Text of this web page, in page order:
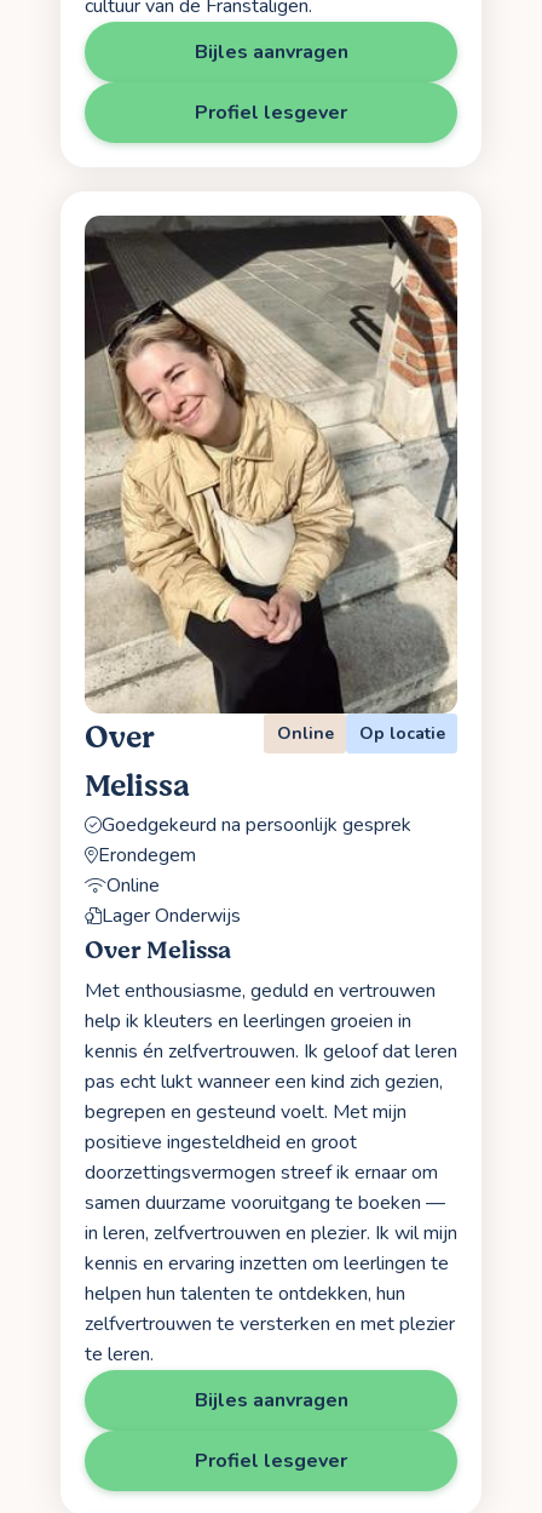
cultuur van de Franstaligen.
Bijles aanvragen
Profiel lesgever
Over
Melissa
Online Op locatie
Goedgekeurd na persoonlijk gesprek
Erondegem
Online
Lager Onderwijs
Over Melissa
Met enthousiasme, geduld en vertrouwen
help ik kleuters en leerlingen groeien in
kennis én zelfvertrouwen. Ik geloof dat leren
pas echt lukt wanneer een kind zich gezien,
begrepen en gesteund voelt. Met mijn
positieve ingesteldheid en groot
doorzettingsvermogen streef ik ernaar om
samen duurzame vooruitgang te boeken —
in leren, zelfvertrouwen en plezier. Ik wil mijn
kennis en ervaring inzetten om leerlingen te
helpen hun talenten te ontdekken, hun
zelfvertrouwen te versterken en met plezier
te leren.
Bijles aanvragen
Profiel lesgever